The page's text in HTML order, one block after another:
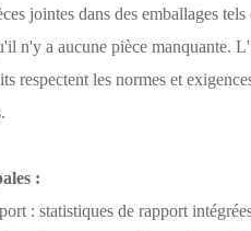
jointes dans des emballages
n'y a aucune pièce manquante.
respectent les normes et
:
: statistiques de rapport